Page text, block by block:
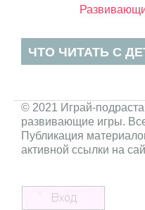
ЧТО ЧИТАТЬ С
© 2021 Играй-
развивающие игры.
Публикация
активной ссылки на